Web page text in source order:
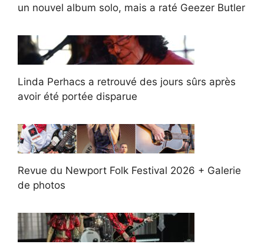
un nouvel album solo, mais a raté Geezer Butler
Linda Perhacs a retrouvé des jours sûrs après
avoir été portée disparue
Revue du Newport Folk Festival 2026 + Galerie
de photos